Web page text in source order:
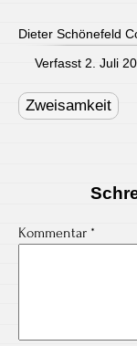
Dieter Schönefeld
Verfasst 2. Juli
navigation
Zweisamkeit
Kommentar *